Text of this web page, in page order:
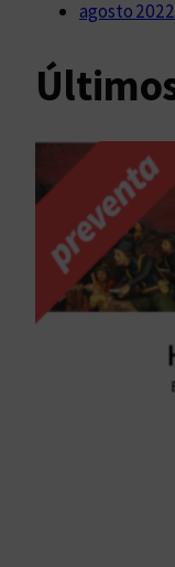
agosto 2022